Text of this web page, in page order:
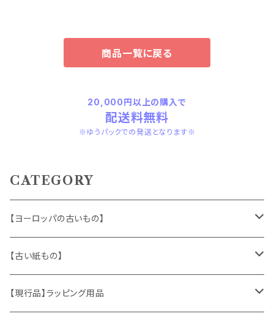
商品一覧に戻る
20,000円以上の購入で
配送料無料
※ゆうパックでの発送となります※
CATEGORY
【ヨーロッパの古いもの】
ヴィンテージアクセサリー
おもちゃ、ぬいぐるみ
【古い紙もの】
切手、FDC
【現行品】ラッピング用品